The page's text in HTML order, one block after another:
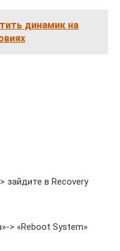
динамик на
зайдите в Recovery
> «Reboot System»